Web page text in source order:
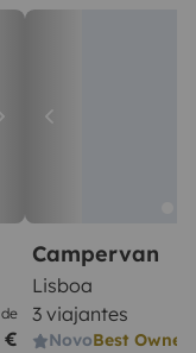
€
Campervan
Lisboa
3 viajantes
NovoBest Owner